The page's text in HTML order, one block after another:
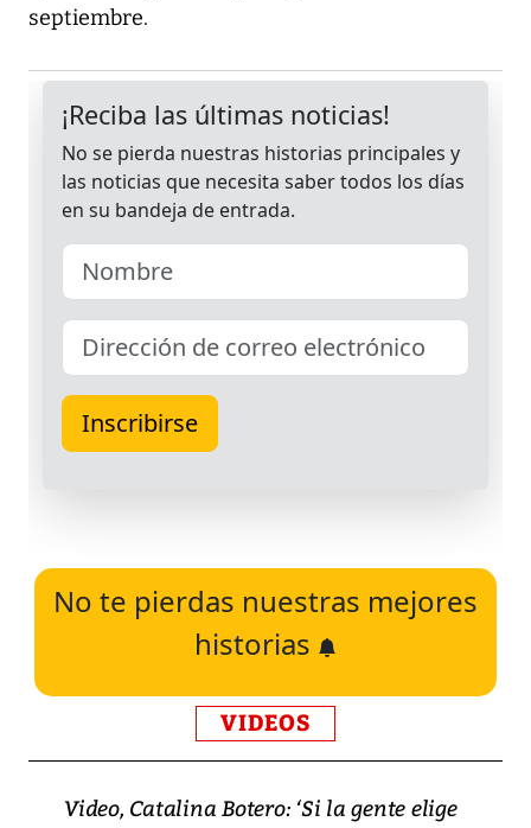
septiembre.
No te pierdas nuestras mejores
historias
VIDEOS
Video, Catalina Botero: ‘Si la gente elige